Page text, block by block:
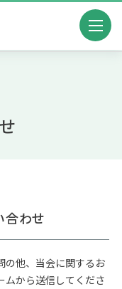
合わせ
の他、当会に関するお
ムから送信してくださ